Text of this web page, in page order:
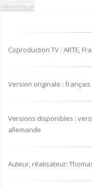
Générique
Coproduction TV : ARTE,
Version originale :
Versions disponibles :
allemande
Auteur, réalisateur: